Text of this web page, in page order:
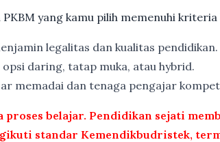
PKBM yang kamu pilih memenuhi
legalitas dan kualitas pendidikan.
opsi daring, tatap muka, atau hybrid.
memadai dan tenaga pengajar
belajar. Pendidikan sejati
standar Kemendikbudristek,